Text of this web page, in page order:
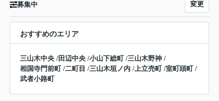
募集中 変更
おすすめのエリア
三山木中央 /田辺中央 /小山下総町 /三山木野神 /
相国寺門前町
/二町目 /三山木垣ノ内 /上立売町 /室町頭町
/
武者小路町